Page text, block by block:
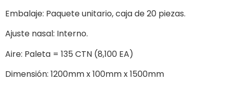
Embalaje: Paquete unitario, caja de 20 piezas.
Ajuste nasal: Interno.
Aire: Paleta = 135 CTN (8,100 EA)
Dimensión: 1200mm x 100mm x 1500mm